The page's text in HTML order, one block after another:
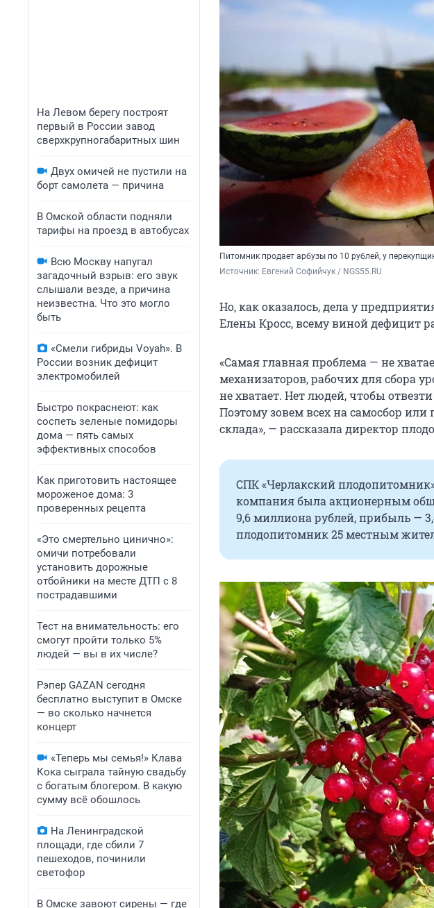
На Левом берегу построят
первый в России завод
сверхкрупногабаритных шин
Двух омичей не пустили на
борт самолета — причина
В Омской области подняли
тарифы на проезд в автобусах
Всю Москву напугал
загадочный взрыв: его звук
слышали везде, а причина
неизвестна. Что это могло
быть
«Смели гибриды Voyah». В
России возник дефицит
электромобилей
Быстро покраснеют: как
соспеть зеленые помидоры
дома — пять самых
эффективных способов
Как приготовить настоящее
мороженое дома: 3
проверенных рецепта
«Это смертельно цинично»:
омичи потребовали
установить дорожные
отбойники на месте ДТП с 8
пострадавшими
Тест на внимательность: его
смогут пройти только 5%
людей — вы в их числе?
Рэпер GAZAN сегодня
бесплатно выступит в Омске
— во сколько начнется
концерт
«Теперь мы семья!» Клава
Кока сыграла тайную свадьбу
с богатым блогером. В какую
сумму всё обошлось
На Ленинградской
площади, где сбили 7
пешеходов, починили
светофор
В Омске завоют сирены — где
Питомник продает арбузы по 10 рублей, у
Источник: Евгений Софийчук / NGS55.RU
Но, как оказалось, дела у
Елены Кросс, всему виной дефицит
«Самая главная проблема — не
механизаторов, рабочих для сбора
не хватает. Нет людей, чтобы
Поэтому зовем всех на самосбор
склада», — рассказала директор
СПК «Черлакский плодопитомник»
компания была акционерным
9,6 миллиона рублей, прибыль —
плодопитомник 25 местным